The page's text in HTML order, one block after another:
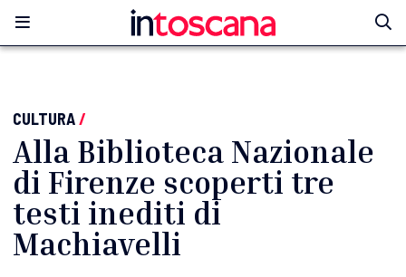
CULTURA/
Alla Biblioteca Nazionale
di Firenze scoperti tre
testi inediti di
Machiavelli